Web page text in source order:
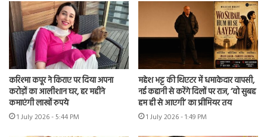
करिश्मा कपूर ने किराए पर दिया अपना
करोड़ों का आलीशान घर, हर महीने
कमाएंगी लाखों रुपये
1 July 2026 - 5:44 PM
महेश भट्ट की थिएटर में धमाकेदार वापसी,
नई कहानी से करेंगे दिलों पर राज, ‘वो सुबह
हम ही से आएगी’ का प्रीमियर तय
1 July 2026 - 1:49 PM